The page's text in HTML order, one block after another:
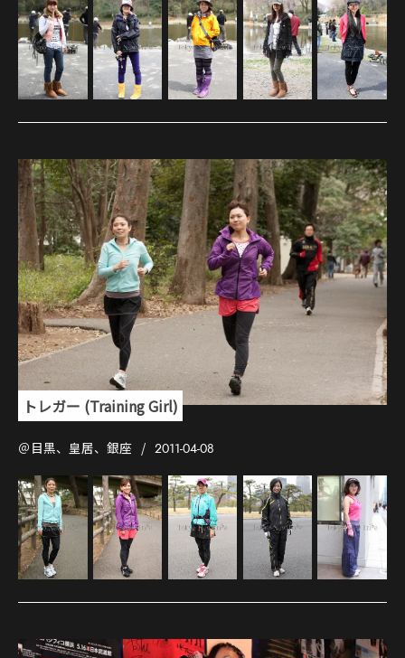
トレガー (Training Girl)
＠目黒、皇居、銀座 2011-04-08